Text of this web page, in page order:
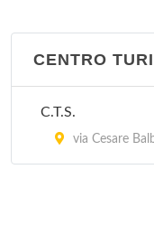
CENTRO
C.T.S.
via Cesare